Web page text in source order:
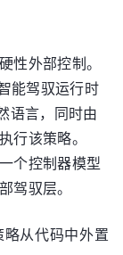
性外部控制。
能驾驭运行时
语言，同时由
行该策略。
个控制器模型
驾驭层。
从代码中外置